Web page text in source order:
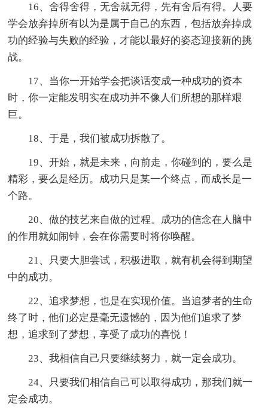
16、舍得舍得，无舍就无得，先有舍后有得。人要
学会放弃掉所有以为是属于自己的东西，包括放弃掉成
功的经验与失败的经验，才能以最好的姿态迎接新的挑
战。
17、当你一开始学会把谈话变成一种成功的资本
时，你一定能发明实在成功并不像人们所想的那样艰
巨。
18、于是，我们被成功拆散了。
19、开始，就是未来，向前走，你碰到的，要么是
精彩，要么是经历。成功只是某一个终点，而成长是一
个路。
20、做的技艺来自做的过程。成功的信念在人脑中
的作用就如闹钟，会在你需要时将你唤醒。
21、只要大胆尝试，积极进取，就有机会得到期望
中的成功。
22、追求梦想，也是在实现价值。当追梦者的生命
终了时，他们必定是毫无遗憾的，因为他们追求了梦
想，追求到了梦想，享受了成功的喜悦！
23、我相信自己只要继续努力，就一定会成功。
24、只要我们相信自己可以取得成功，那我们就一
定会成功。